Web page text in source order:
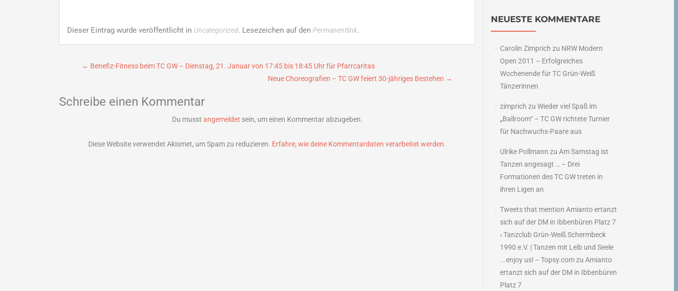
Dieser Eintrag wurde veröffentlicht in Uncategorized. Lesezeichen auf den Permanentlink.
Beitragsnavigation
← Benefiz-Fitness beim TC GW – Dienstag, 21. Januar von 17:45 bis 18:45 Uhr für Pfarrcaritas
Neue Choreografien – TC GW feiert 30-jähriges Bestehen →
Schreibe einen Kommentar
Du musst angemeldet sein, um einen Kommentar abzugeben.
Diese Website verwendet Akismet, um Spam zu reduzieren. Erfahre, wie deine Kommentardaten verarbeitet werden.
NEUESTE KOMMENTARE
Carolin Zimprich zu NRW Modern
Open 2011 – Erfolgreiches
Wochenende für TC Grün-Weiß
Tänzerinnen
zimprich zu Wieder viel Spaß im
„Ballroom“ – TC GW richtete Turnier
für Nachwuchs-Paare aus
Ulrike Pollmann zu Am Samstag ist
Tanzen angesagt … – Drei
Formationen des TC GW treten in
ihren Ligen an
Tweets that mention Amianto ertanzt
sich auf der DM in Ibbenbüren Platz 7
‹ Tanzclub Grün-Weiß Schermbeck
1990 e.V. | Tanzen mit Leib und Seele
...enjoy us! -- Topsy.comzu Amianto
ertanzt sich auf der DM in Ibbenbüren
Platz 7